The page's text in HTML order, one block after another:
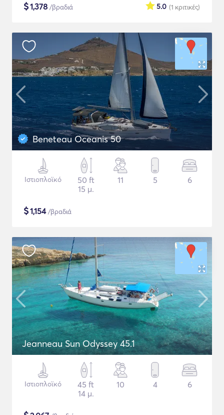
$1,378 /βραδιά (1 κριτικές)
5.0
Beneteau Oceanis 50
Ιστιοπλοϊκό
50 ft
15 μ.
11 5 6
$1,154/βραδιά
Jeanneau Sun Odyssey 45.1
Ιστιοπλοϊκό
45 ft
14 μ.
10 4 6